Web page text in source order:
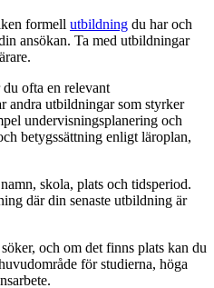
formell utbildning du har och
ansökan. Ta med utbildningar
ofta en relevant
andra utbildningar som styrker
undervisningsplanering och
betygssättning enligt läroplan,
skola, plats och tidsperiod.
där din senaste utbildning är
och om det finns plats kan du
för studierna, höga